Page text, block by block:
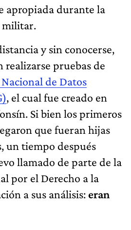
apropiada durante la
militar.
y sin conocerse,
realizarse pruebas de
de Datos
, el cual fue creado en
Si bien los primeros
que fueran hijas
un tiempo después
llamado de parte de la
por el Derecho a la
a sus análisis: eran